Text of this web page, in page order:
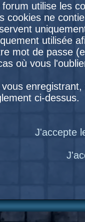
forum utilise les
cookies ne
utilisée
mot de passe
où vous
vous
ci-dessus.
J'accepte